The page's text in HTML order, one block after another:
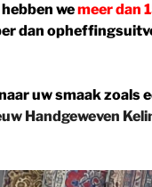
hebben wemeer dan
dan
uw smaak zoals
Handgeweven